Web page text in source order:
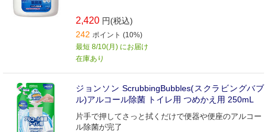
2,420 円(税込)
242 ポイント (10%)
最短 8/10(月) にお届け
在庫あり
ジョンソン ScrubbingBubbles(スクラビングバブ
ル)アルコール除菌 トイレ用 つめかえ用 250mL
片手で押してさっと拭くだけで便器や便座のアルコー
ル除菌が完了